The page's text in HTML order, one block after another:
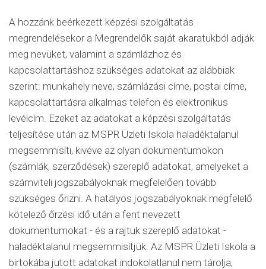
A hozzánk beérkezett képzési szolgáltatás
megrendelésekor a Megrendelők saját akaratukból adják
meg nevüket, valamint a számlázhoz és
kapcsolattartáshoz szükséges adatokat az alábbiak
szerint: munkahely neve, számlázási címe, postai címe,
kapcsolattartásra alkalmas telefon és elektronikus
levélcím. Ezeket az adatokat a képzési szolgáltatás
teljesítése után az MSPR Üzleti Iskola haladéktalanul
megsemmisíti, kivéve az olyan dokumentumokon
(számlák, szerződések) szereplő adatokat, amelyeket a
számviteli jogszabályoknak megfelelően tovább
szükséges őrizni. A hatályos jogszabályoknak megfelelő
kötelező őrzési idő után a fent nevezett
dokumentumokat - és a rajtuk szereplő adatokat -
haladéktalanul megsemmisítjük. Az MSPR Üzleti Iskola a
birtokába jutott adatokat indokolatlanul nem tárolja,